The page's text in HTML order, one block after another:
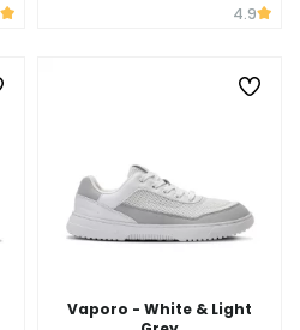
4.9
Vaporo - White & Light